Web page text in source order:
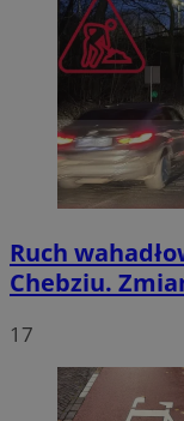
Ruch
Chebziu.
17